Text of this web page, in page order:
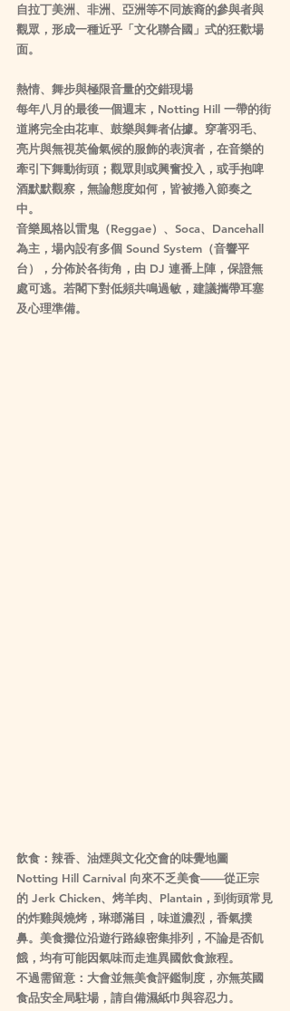
自拉丁美洲、非洲、亞洲等不同族裔的參與者與
觀眾，形成一種近乎「文化聯合國」式的狂歡場
面。
熱情、舞步與極限音量的交錯現場
每年八月的最後一個週末，Notting Hill 一帶的街
道將完全由花車、鼓樂與舞者佔據。穿著羽毛、
亮片與無視英倫氣候的服飾的表演者，在音樂的
牽引下舞動街頭；觀眾則或興奮投入，或手抱啤
酒默默觀察，無論態度如何，皆被捲入節奏之
中。
音樂風格以雷鬼（Reggae）、Soca、Dancehall
為主，場內設有多個 Sound System（音響平
台），分佈於各街角，由 DJ 連番上陣，保證無
處可逃。若閣下對低頻共鳴過敏，建議攜帶耳塞
及心理準備。
飲食：辣香、油煙與文化交會的味覺地圖
Notting Hill Carnival 向來不乏美食——從正宗
的 Jerk Chicken、烤羊肉、Plantain，到街頭常見
的炸雞與燒烤，琳瑯滿目，味道濃烈，香氣撲
鼻。美食攤位沿遊行路線密集排列，不論是否飢
餓，均有可能因氣味而走進異國飲食旅程。
不過需留意：大會並無美食評鑑制度，亦無英國
食品安全局駐場，請自備濕紙巾與容忍力。